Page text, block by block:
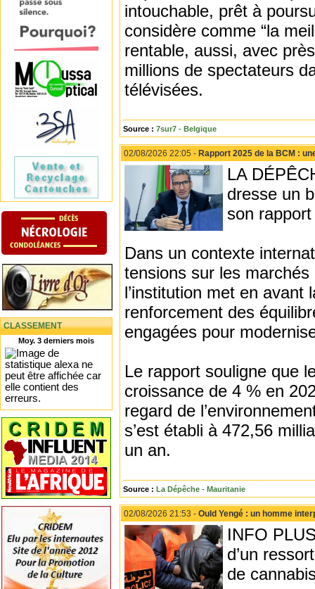
CLASSEMENT
Moy. 3 derniers mois
intouchable, prêt à
considère comme “la
rentable, aussi, avec
millions de spectateurs
télévisées.
Source : 7sur7 - Belgique
02/08/2026 22:05 - Rapport 2025 de la BCM :
LA
dresse un
son
Dans un contexte
tensions sur les
l’institution met en avant
renforcement des
engagées pour
Le rapport souligne que
croissance de 4 % en
regard de
s’est établi à 472,56
un an.
Source : La Dépêche - Mauritanie
02/08/2026 21:53 - Ould Yengé : un homme
INFO
d’un
de